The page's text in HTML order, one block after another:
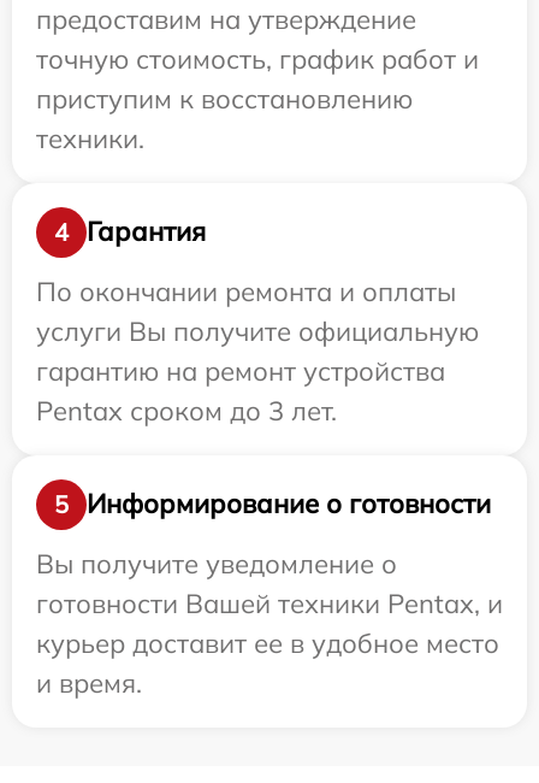
предоставим на утверждение
точную стоимость, график работ и
приступим к восстановлению
техники.
4
Гарантия
По окончании ремонта и оплаты
услуги Вы получите официальную
гарантию на ремонт устройства
Pentax сроком до 3 лет.
5
Информирование о готовности
Вы получите уведомление о
готовности Вашей техники Pentax, и
курьер доставит ее в удобное место
и время.